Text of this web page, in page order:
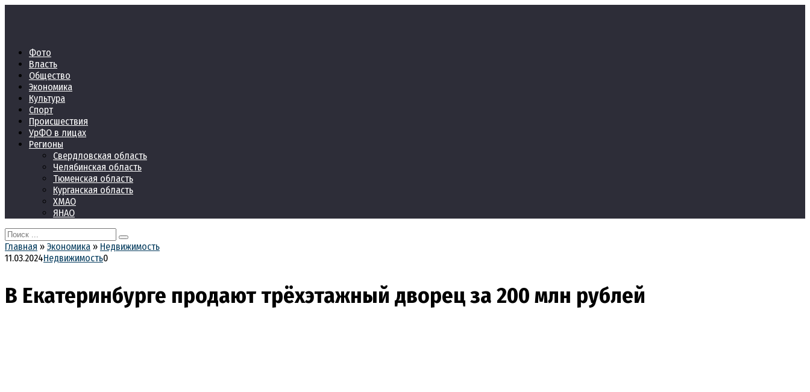
Фото
Власть
Общество
Экономика
Культура
Спорт
Происшествия
УрФО в лицах
Регионы
Свердловская область
Челябинская область
Тюменская область
Курганская область
ХМАО
ЯНАО
Search
for:
Главная » Экономика » Недвижимость
11.03.2024Недвижимость0
В Екатеринбурге продают трёхэтажный дворец за 200 млн рублей